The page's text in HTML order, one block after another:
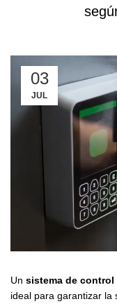
03
JUL
Un sistema de control
ideal para garantizar la